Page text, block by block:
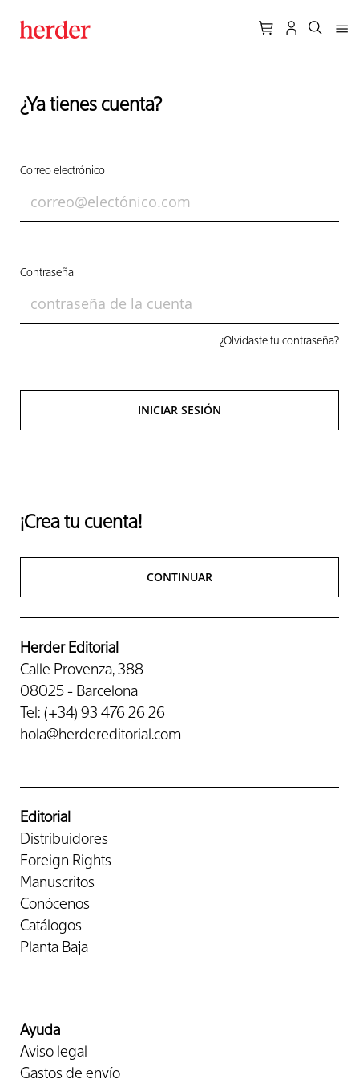
¿Ya tienes cuenta?
Correo electrónico
Contraseña
¿Olvidaste tu contraseña?
INICIAR SESIÓN
¡Crea tu cuenta!
CONTINUAR
Herder Editorial
Calle Provenza, 388
08025 - Barcelona
Tel: (+34) 93 476 26 26
hola@herdereditorial.com
Editorial
Distribuidores
Foreign Rights
Manuscritos
Conócenos
Catálogos
Planta Baja
Ayuda
Aviso legal
Gastos de envío